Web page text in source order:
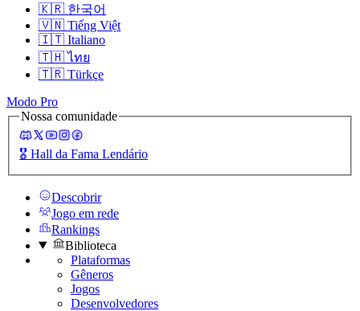
🇰🇷 한국어
🇻🇳 Tiếng Việt
🇮🇹 Italiano
🇹🇭 ไทย
🇹🇷 Türkçe
Modo Pro
Nossa comunidade
🎖️ Hall da Fama Lendário
Descobrir
Jogo em rede
Rankings
Biblioteca
Plataformas
Gêneros
Jogos
Desenvolvedores